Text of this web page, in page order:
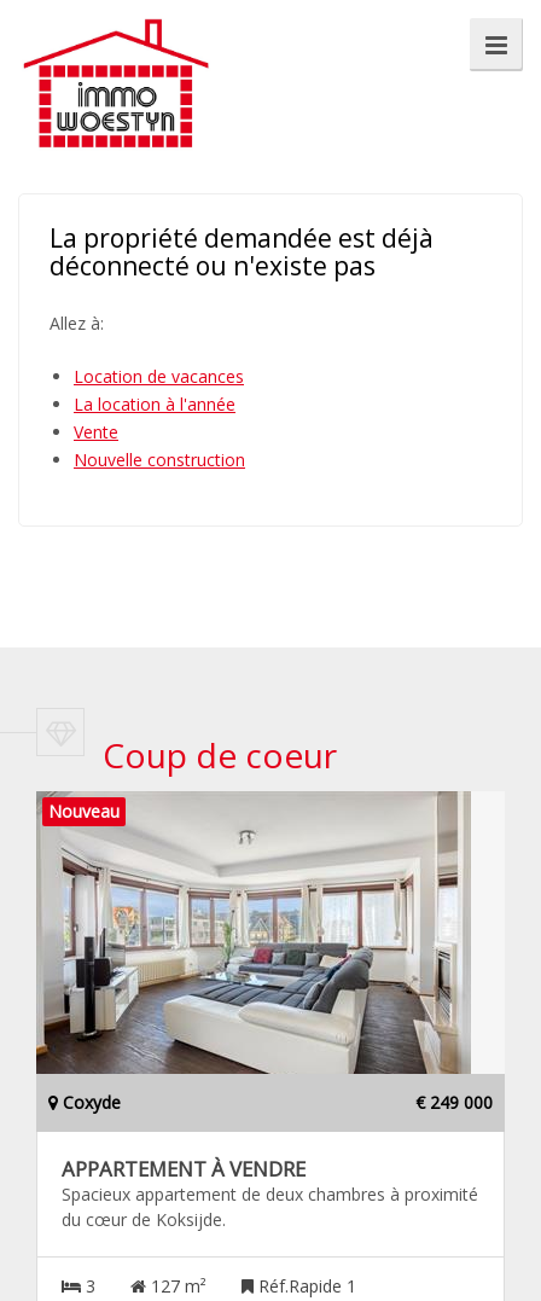
La propriété demandée est déjà
déconnecté ou n'existe pas
Allez à:
Location de vacances
La location à l'année
Vente
Nouvelle construction
Coup de coeur
Nouveau
Coxyde € 249 000
APPARTEMENT À VENDRE
Spacieux appartement de deux chambres à proximité
du cœur de Koksijde.
3 127 m² Réf.Rapide 1